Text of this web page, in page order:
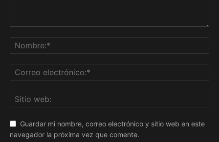
Guardar mi nombre, correo electrónico y sitio web en este
navegador la próxima vez que comente.